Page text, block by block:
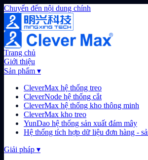
Chuyển đến nội dung chính
Trang chủ
Giới thiệu
Sản phẩm ▾
CleverMax hệ thống treo
CleverNode hệ thống cắt
CleverMax hệ thống kho thông minh
CleverMax kho treo
YunDao hệ thống sản xuất đám mây
Hệ thống tích hợp dữ liệu đơn hàng -
Giải pháp ▾